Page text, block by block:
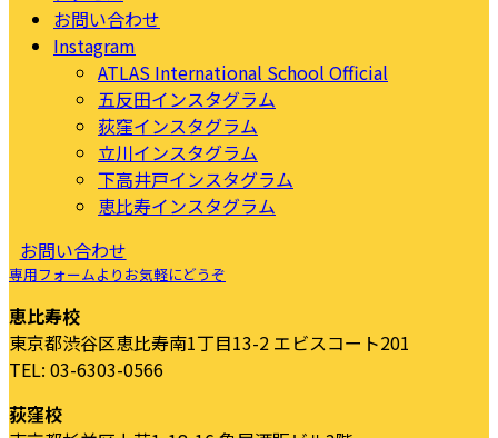
お問い合わせ
Instagram
ATLAS International School Official
五反田インスタグラム
荻窪インスタグラム
立川インスタグラム
下高井戸インスタグラム
恵比寿インスタグラム
お問い合わせ
専用フォームよりお気軽にどうぞ
恵比寿校
東京都渋谷区恵比寿南1丁目13-2 エビスコート201
TEL: 03-6303-0566
荻窪校